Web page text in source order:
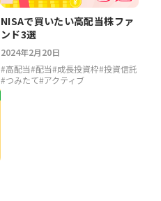
NISAで買いたい高配当株ファ
ンド3選
2024年2月20日
#高配当#配当#成長投資枠#投資信託
#つみたて#アクティブ